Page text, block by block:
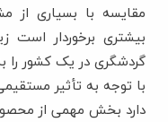
مقایسه با بسیاری از
بیشتری برخوردار
گردشگری در یک کشور را
با توجه به تأثیر
دارد بخش مهمی از